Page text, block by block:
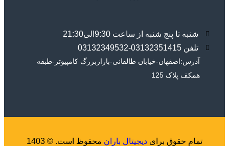
شنبه تا پنج شنبه از ساعت 9:30الی21:30
تلفن 03132351415-03132349532
آدرس:اصفهان-خیابان طالقانی-بازاربزرگ کامپیوتر-طبقه
همکف پلاک 125
تمام حقوق برای دیجیتال باران محفوظ است. © 1403